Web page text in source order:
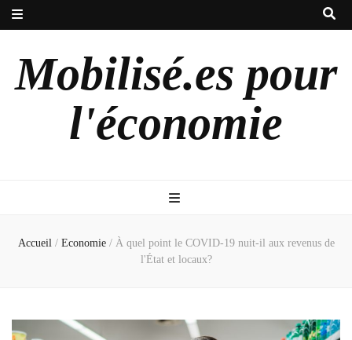
Mobilisé.es pour
l'économie
Accueil / Economie / À quel point le COVID-19 nuit-il aux revenus de
l'État et locaux?